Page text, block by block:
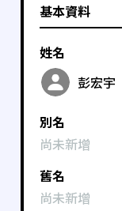
基本資料
姓名
彭宏宇
別名
尚未新增
舊名
尚未新增